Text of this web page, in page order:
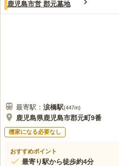
鹿児島市営 郡元墓地
最寄駅： 涙橋駅(447m)
鹿児島県鹿児島市郡元町9番
檀家になる必要なし
おすすめポイント
最寄り駅から徒歩約4分